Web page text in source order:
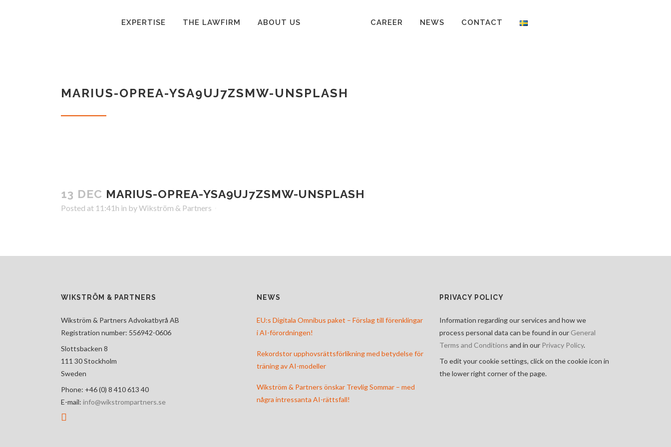
EXPERTISE THE LAWFIRM ABOUT US CAREER NEWS CONTACT
MARIUS-OPREA-YSA9UJ7ZSMW-UNSPLASH
13 DEC MARIUS-OPREA-YSA9UJ7ZSMW-UNSPLASH
Posted at 11:41h in byWikström & Partners
WIKSTRÖM & PARTNERS
Wikström & Partners Advokatbyrå AB
Registration number: 556942-0606
Slottsbacken 8
111 30 Stockholm
Sweden
Phone: +46 (0) 8 410 613 40
E-mail: info@wikstrompartners.se
NEWS
EU:s Digitala Omnibus paket – Förslag till förenklingar
i AI-förordningen!
Rekordstor upphovsrättsförlikning med betydelse för
träning av AI-modeller
Wikström & Partners önskar Trevlig Sommar – med
några intressanta AI-rättsfall!
PRIVACY POLICY
Information regarding our services and how we
process personal data can be found in our General
Terms and Conditions and in our Privacy Policy.
To edit your cookie settings, click on the cookie icon in
the lower right corner of the page.